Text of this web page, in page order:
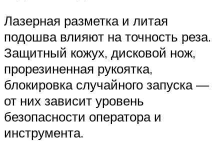
Лазерная разметка и литая
подошва влияют на точность реза.
Защитный кожух, дисковой нож,
прорезиненная рукоятка,
блокировка случайного запуска —
от них зависит уровень
безопасности оператора и
инструмента.